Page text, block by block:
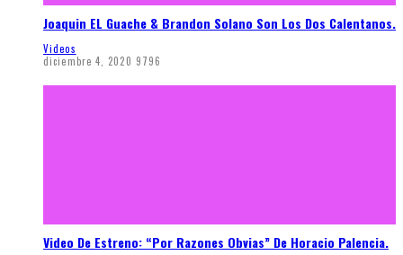
Joaquin EL Guache & Brandon Solano Son Los Dos Calentanos.
Videos
diciembre 4, 2020 9796
Video De Estreno: “Por Razones Obvias” De Horacio Palencia.